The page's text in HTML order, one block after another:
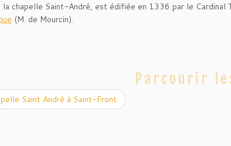
la chapelle Saint-André, est édifiée en 1336 par le
(M. de Mourcin).
Parcourir
Saint André à Saint-Front